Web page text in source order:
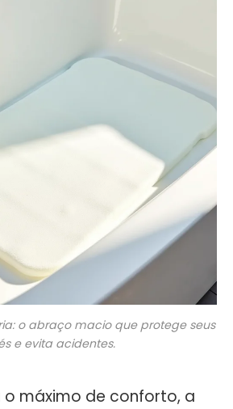
o abraço macio que protege seus
e evita acidentes.
o máximo de conforto, a